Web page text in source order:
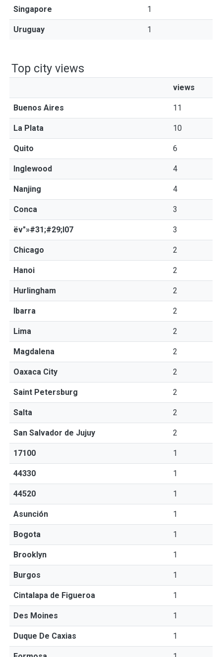
Singapore 1
Uruguay 1
Top city views
views
Buenos Aires 11
La Plata 10
Quito 6
Inglewood 4
Nanjing 4
Conca 3
ëv"»#31;#29;l07 3
Chicago 2
Hanoi 2
Hurlingham 2
Ibarra 2
Lima 2
Magdalena 2
Oaxaca City 2
Saint Petersburg 2
Salta 2
San Salvador de Jujuy 2
17100 1
44330 1
44520 1
Asunción 1
Bogota 1
Brooklyn 1
Burgos 1
Cintalapa de Figueroa 1
Des Moines 1
Duque De Caxias 1